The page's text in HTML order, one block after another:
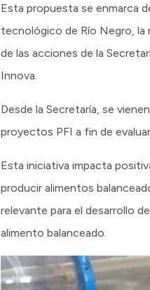
Esta propuesta se enmarca
tecnológico de Río Negro, la
de las acciones de la
Innova.
Desde la Secretaría, se
proyectos PFI a fin de
Esta iniciativa impacta
producir alimentos
relevante para el desarrollo
alimento balanceado.